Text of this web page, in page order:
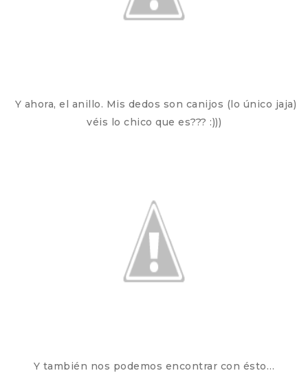
Y ahora, el anillo. Mis dedos son canijos (lo único jaja)
véis lo chico que es??? :)))
Y también nos podemos encontrar con ésto…